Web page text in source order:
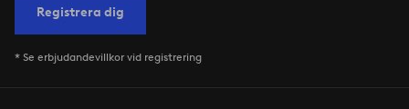
Registrera dig
* Se erbjudandevillkor vid registrering